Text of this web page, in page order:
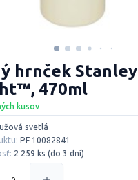
kusov
hrnček Stanley
470ml
svetlá
PF 10082841
2 259 ks (do 3 dní)